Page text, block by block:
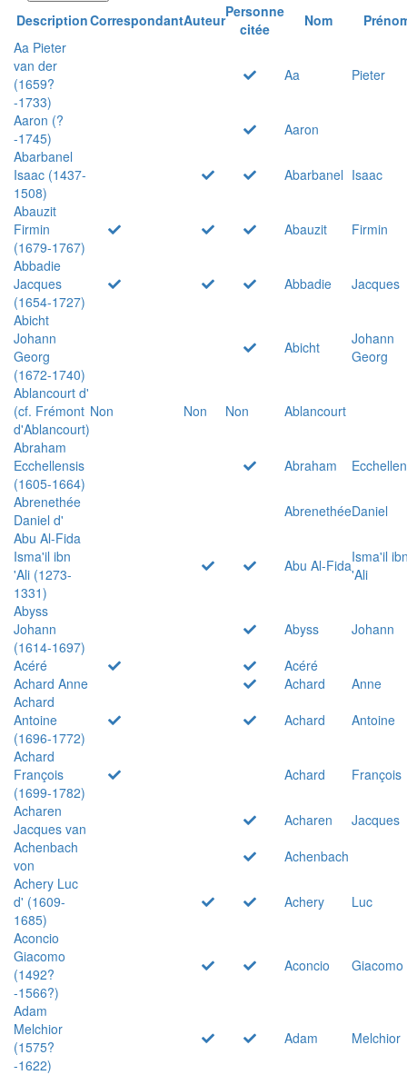
DescriptionCorrespondantAuteurPersonne
citée
Nom
Aa Pieter
van der
(1659?
-1733)
Aa Pieter
Aaron (?
-1745)
Aaron
Abarbanel
Isaac (1437-
1508)
Abarbanel Isaac
Abauzit
Firmin
(1679-1767)
Abauzit
Firmin
Abbadie
Jacques
(1654-1727)
Abbadie
Jacques
Abicht
Johann
Georg
(1672-1740)
Abicht
Johann
Georg
Ablancourt d'
(cf. Frémont
d'Ablancourt)
Non Non Non
Ablancourt
Abraham
Ecchellensis
(1605-1664)
Abraham
Abrenethée
Daniel d'
AbrenethéeDaniel
Abu Al-Fida
Isma'il ibn
'Ali (1273-
1331)
Abu Al-FidaIsma'il
'Ali
Abyss
Johann
(1614-1697)
Abyss
Johann
Acéré
Acéré
Achard Anne
Achard
Anne
Achard
Antoine
(1696-1772)
Achard
Antoine
Achard
François
(1699-1782)
Achard
François
Acharen
Jacques van
Acharen
Jacques
Achenbach
von
Achenbach
Achery Luc
d' (1609-
1685)
Achery
Luc
Aconcio
Giacomo
(1492?
-1566?)
Aconcio Giacomo
Adam
Melchior
(1575?
-1622)
Adam Melchior